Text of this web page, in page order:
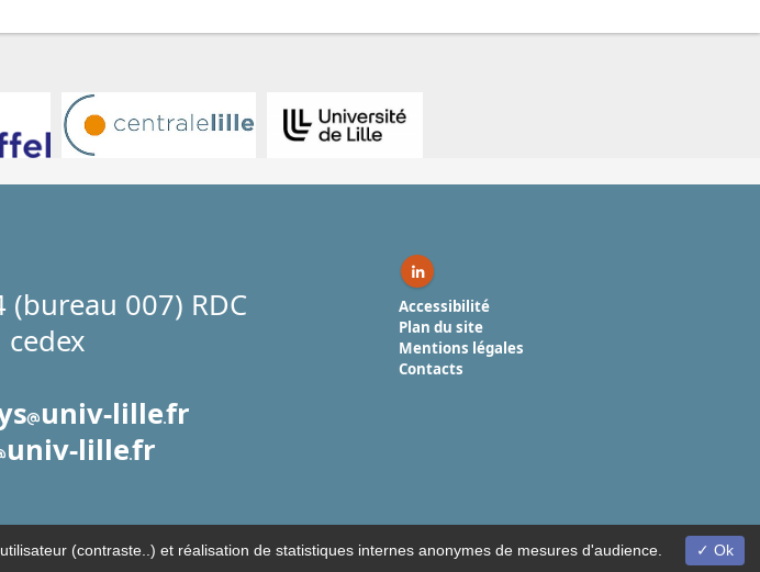
(bureau 007) RDC
univ-lillefr
univ-lillefr
Linkedin ( nouvelle fenêtre)
Accessibilité
Plan du site
Mentions légales
Contacts
(contraste..) et réalisation de statistiques internes anonymes de mesures d'audience.
Ok